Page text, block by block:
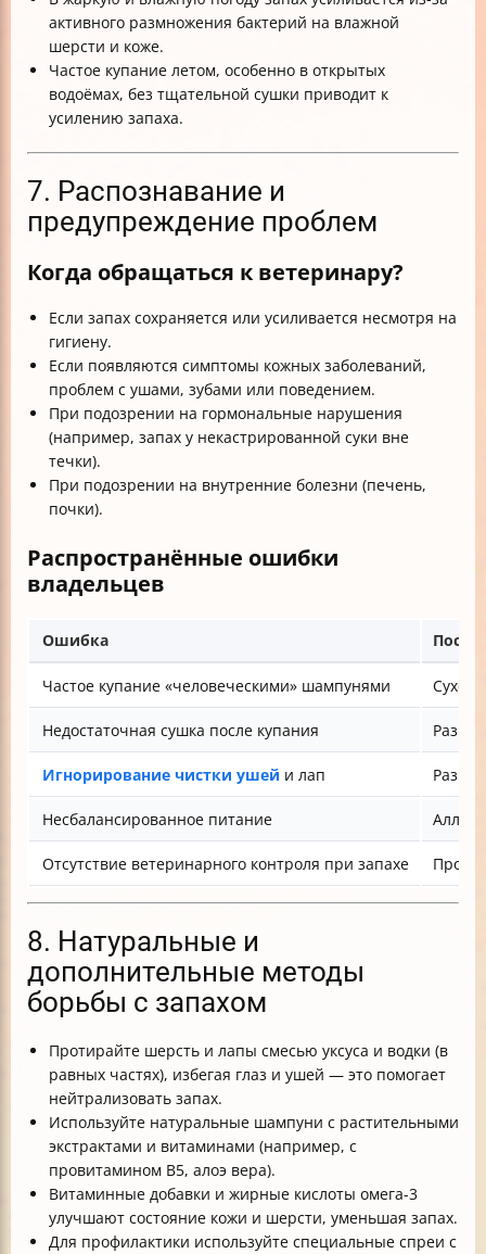
активного размножения бактерий на влажной
шерсти и коже.
Частое купание летом, особенно в открытых
водоёмах, без тщательной сушки приводит к
усилению запаха.
7. Распознавание и
предупреждение проблем
Когда обращаться к ветеринару?
Если запах сохраняется или усиливается несмотря на
гигиену.
Если появляются симптомы кожных заболеваний,
проблем с ушами, зубами или поведением.
При подозрении на гормональные нарушения
(например, запах у некастрированной суки вне
течки).
При подозрении на внутренние болезни (печень,
почки).
Распространённые ошибки
владельцев
Ошибка
Частое купание «человеческими» шампунями
Недостаточная сушка после купания
Игнорирование чистки ушей и лап
Несбалансированное питание
Отсутствие ветеринарного контроля при запахе
8. Натуральные и
дополнительные методы
борьбы с запахом
Протирайте шерсть и лапы смесью уксуса и водки (в
равных частях), избегая глаз и ушей — это помогает
нейтрализовать запах.
Используйте натуральные шампуни с растительными
экстрактами и витаминами (например, с
провитамином В5, алоэ вера).
Витаминные добавки и жирные кислоты омега-3
улучшают состояние кожи и шерсти, уменьшая запах.
Для профилактики используйте специальные спреи с